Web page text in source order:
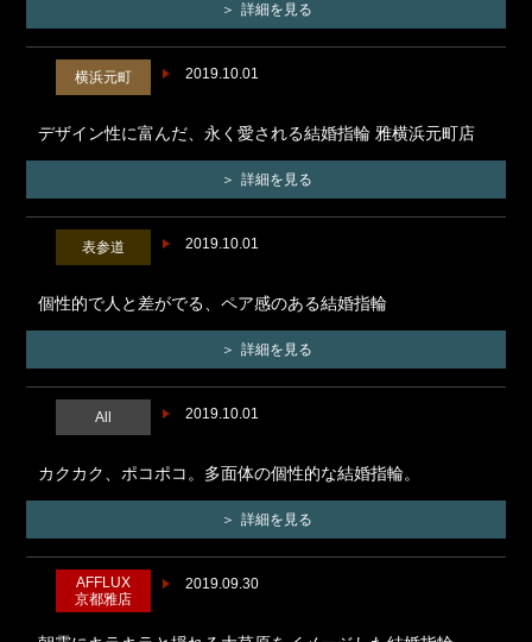
詳細を見る
2019.10.01
横浜元町
デザイン性に富んだ、永く愛される結婚指輪 雅横浜元町店
詳細を見る
2019.10.01
表参道
個性的で人と差がでる、ペア感のある結婚指輪
詳細を見る
2019.10.01
All
カクカク、ポコポコ。多面体の個性的な結婚指輪。
詳細を見る
2019.09.30
AFFLUX
京都雅店